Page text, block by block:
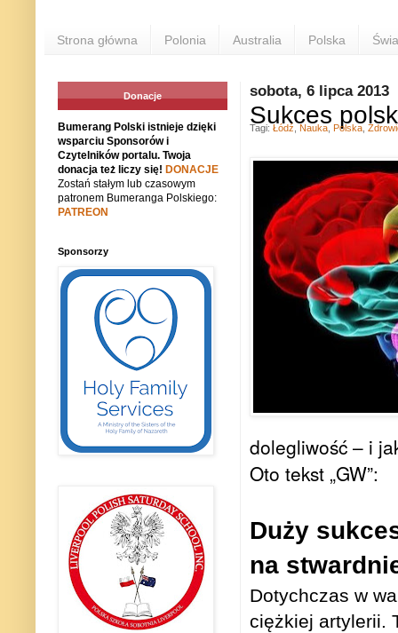
Strona główna Polonia Australia Polska
sobota, 6 lipca 2013
Sukces
dolegliwość – i
Oto tekst „GW”:
Duży
na
Dotychczas w
ciężkiej artylerii.
Tagi: Łódź Nauka Polska
Donacje
Bumerang Polski istnieje dzięki
wsparciu Sponsorów i
Czytelników portalu. Twoja
donacja też liczy się! DONACJE
Zostań stałym lub czasowym
patronem Bumeranga Polskiego:
PATREON
Sponsorzy